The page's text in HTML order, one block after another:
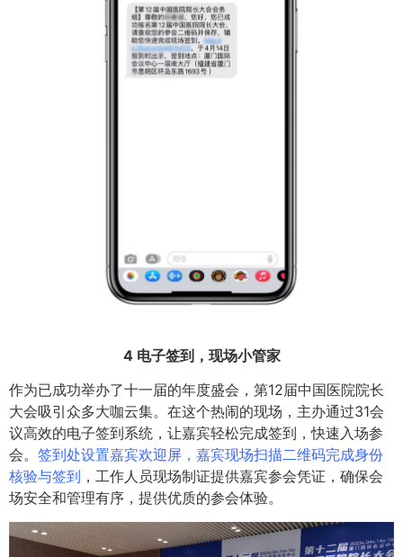
4 电子签到，现场小管家
作为已成功举办了十一届的年度盛会，第12届中国医院院长
大会吸引众多大咖云集。在这个热闹的现场，主办通过31会
议高效的电子签到系统，让嘉宾轻松完成签到，快速入场参
会。 签到处设置嘉宾欢迎屏，嘉宾现场扫描二维码完成身份
核验与签到 ，工作人员现场制证提供嘉宾参会凭证，确保会
场安全和管理有序，提供优质的参会体验。